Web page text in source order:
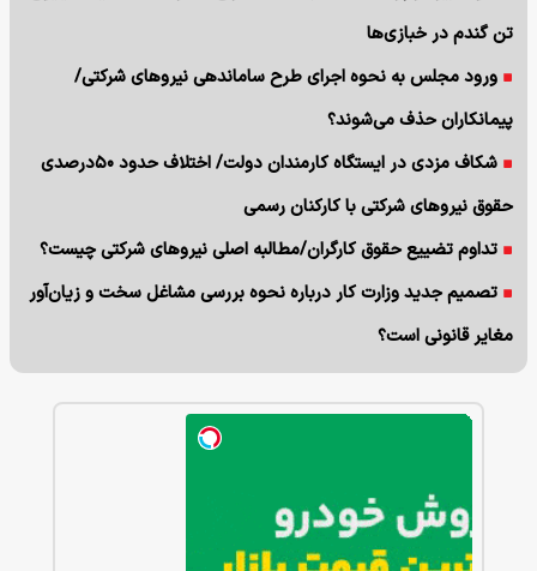
تن گندم در خبازی‌ها
ورود مجلس به نحوه اجرای طرح ساماندهی نیروهای شرکتی/
پیمانکاران حذف می‌شوند؟
شکاف مزدی در ایستگاه کارمندان دولت/ اختلاف حدود ۵۰درصدی
حقوق نیروهای شرکتی با کارکنان رسمی
تداوم تضییع حقوق کارگران/مطالبه اصلی نیروهای شرکتی چیست؟
تصمیم جدید وزارت کار درباره نحوه بررسی مشاغل سخت و زیان‌آور
مغایر قانونی است؟